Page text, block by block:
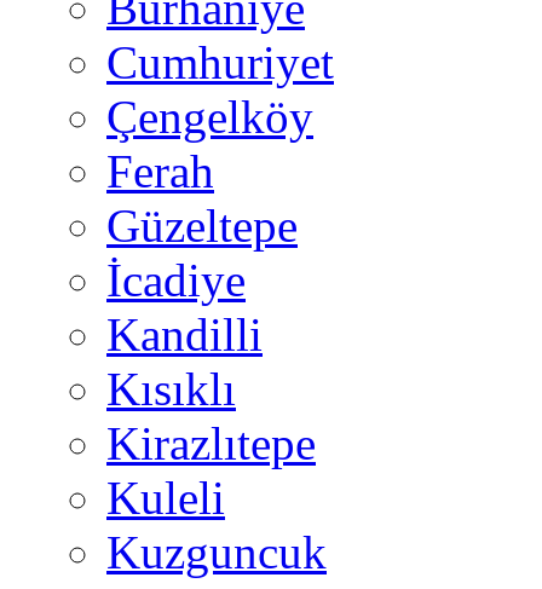
Cumhuriyet
Çengelköy
Ferah
Güzeltepe
İcadiye
Kandilli
Kısıklı
Kirazlıtepe
Kuleli
Kuzguncuk